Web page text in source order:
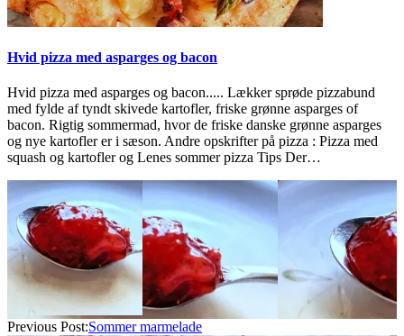
Hvid pizza med asparges og bacon
Hvid pizza med asparges og bacon..... Lækker sprøde pizzabund
med fylde af tyndt skivede kartofler, friske grønne asparges of
bacon. Rigtig sommermad, hvor de friske danske grønne asparges
og nye kartofler er i sæson. Andre opskrifter på pizza : Pizza med
squash og kartofler og Lenes sommer pizza Tips Der…
2022-
06-
19
Previous Post:Sommer marmelade